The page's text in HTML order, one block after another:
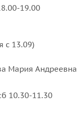
19.00
с 13.09)
Мария Андреевна
10.30-11.30